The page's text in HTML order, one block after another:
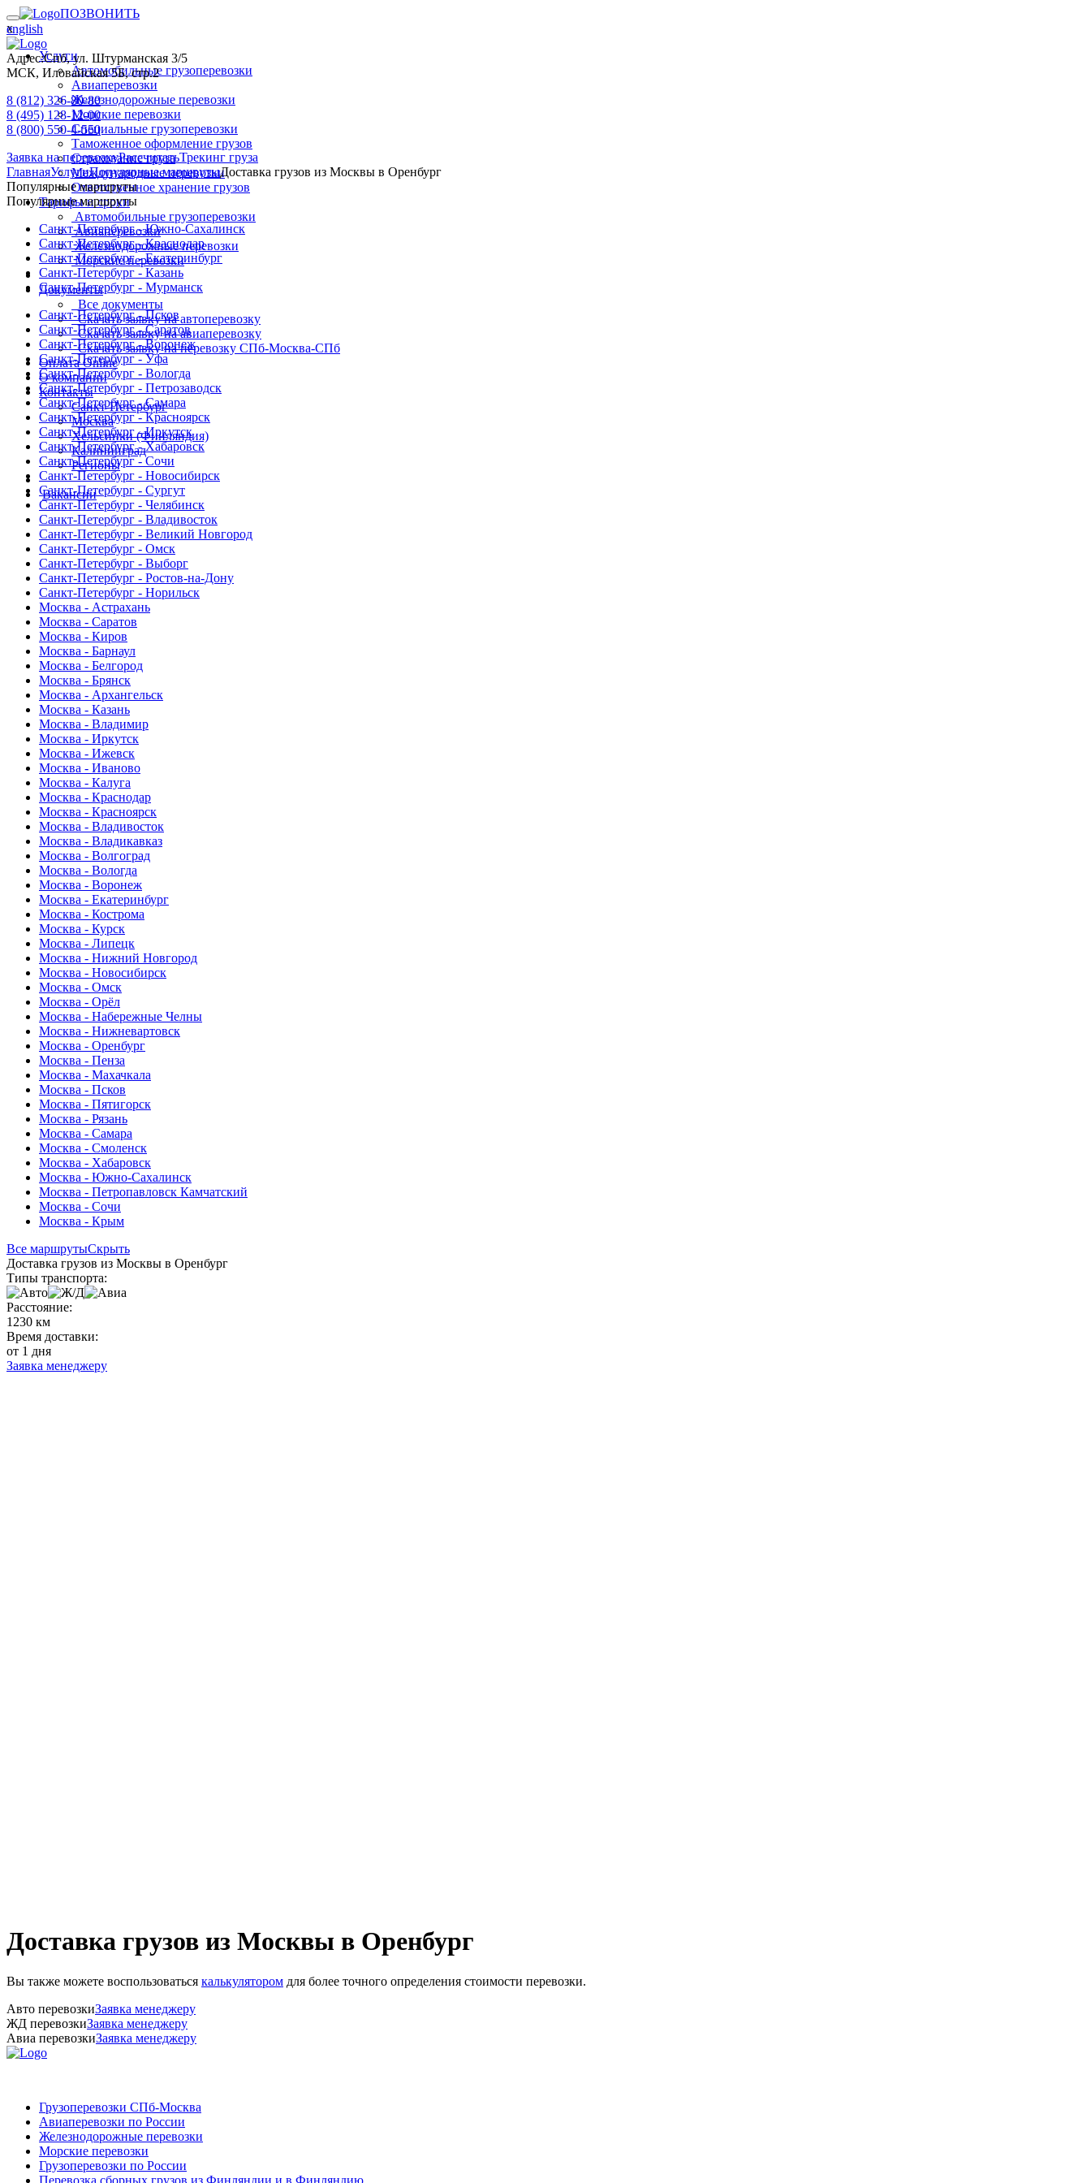
ПОЗВОНИТЬ
х
Услуги
Автомобильные грузоперевозки
Авиаперевозки
Железнодорожные перевозки
Морские перевозки
Специальные грузоперевозки
Таможенное оформление грузов
Страхование груза
Международные перевозки
Ответственное хранение грузов
Тарифы и сроки
Автомобильные грузоперевозки
Авиаперевозки
Железнодорожные перевозки
Морские перевозки
Документы
Все документы
Скачать заявку на автоперевозку
Скачать заявку на авиаперевозку
Скачать заявку на перевозку СПб-Москва-СПб
Оплата Online
О компании
Контакты
Санкт-Петербург
Москва
Хельсинки (Финляндия)
Калининград
Регионы
Вакансии
english
Адрес:Спб, ул. Штурманская 3/5
МСК, Иловайская 5Б, стр.2
8 (812) 326-80-80
8 (495) 128-12-00
8 (800) 550-4-550
Заявка на перевозкуРассчитатьТрекинг груза
ГлавнаяУслугиПопулярные маршрутыДоставка грузов из Москвы в Оренбург
Популярные маршруты
Популярные маршруты
Санкт-Петербург - Южно-Сахалинск
Санкт-Петербург - Краснодар
Санкт-Петербург - Екатеринбург
Санкт-Петербург - Казань
Санкт-Петербург - Мурманск
Санкт-Петербург - Псков
Санкт-Петербург - Саратов
Санкт-Петербург - Воронеж
Санкт-Петербург - Уфа
Санкт-Петербург - Вологда
Санкт-Петербург - Петрозаводск
Санкт-Петербург - Самара
Санкт-Петербург - Красноярск
Санкт-Петербург - Иркутск
Санкт-Петербург - Хабаровск
Санкт-Петербург - Сочи
Санкт-Петербург - Новосибирск
Санкт-Петербург - Сургут
Санкт-Петербург - Челябинск
Санкт-Петербург - Владивосток
Санкт-Петербург - Великий Новгород
Санкт-Петербург - Омск
Санкт-Петербург - Выборг
Санкт-Петербург - Ростов-на-Дону
Санкт-Петербург - Норильск
Москва - Астрахань
Москва - Саратов
Москва - Киров
Москва - Барнаул
Москва - Белгород
Москва - Брянск
Москва - Архангельск
Москва - Казань
Москва - Владимир
Москва - Иркутск
Москва - Ижевск
Москва - Иваново
Москва - Калуга
Москва - Краснодар
Москва - Красноярск
Москва - Владивосток
Москва - Владикавказ
Москва - Волгоград
Москва - Вологда
Москва - Воронеж
Москва - Екатеринбург
Москва - Кострома
Москва - Курск
Москва - Липецк
Москва - Нижний Новгород
Москва - Новосибирск
Москва - Омск
Москва - Орёл
Москва - Набережные Челны
Москва - Нижневартовск
Москва - Оренбург
Москва - Пенза
Москва - Махачкала
Москва - Псков
Москва - Пятигорск
Москва - Рязань
Москва - Самара
Москва - Смоленск
Москва - Хабаровск
Москва - Южно-Сахалинск
Москва - Петропавловск Камчатский
Москва - Сочи
Москва - Крым
Все маршрутыСкрыть
Доставка грузов из Москвы в Оренбург
Типы транспорта:
Расстояние:
1230 км
Время доставки:
от 1 дня
Заявка менеджеру
Доставка грузов из Москвы в Оренбург
Вы также можете воспользоваться калькулятором для более точного определения стоимости перевозки.
Авто перевозкиЗаявка менеджеру
ЖД перевозкиЗаявка менеджеру
Авиа перевозкиЗаявка менеджеру
Грузоперевозки СПб-Москва
Авиаперевозки по России
Железнодорожные перевозки
Морские перевозки
Грузоперевозки по России
Перевозка сборных грузов из Финляндии и в Финляндию